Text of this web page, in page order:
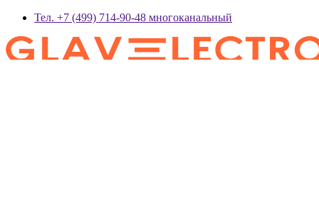
Тел. +7 (499) 714-90-48 многоканальный